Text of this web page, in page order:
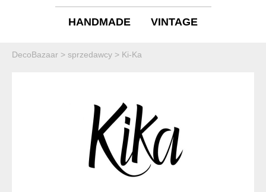
HANDMADE VINTAGE
DecoBazaar > sprzedawcy > Ki-Ka